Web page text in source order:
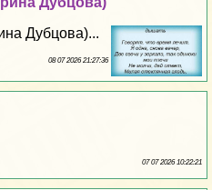
Дубцова)...
08 07 2026 21:27:36
07 07 2026 10:22:21